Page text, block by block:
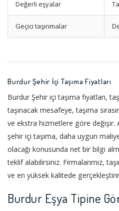
Değerli eşyalar
Geçici taşınmalar
Burdur Şehir İçi Taşıma Fiyatları
Burdur Şehir içi taşıma fiyatları,
taşınacak mesafeye, taşıma
ve ekstra hizmetlere göre değişir.
şehir içi taşıma, daha uygun
olacağı konusunda net bir bilgi
teklif alabilirsiniz. Firmalarımız,
ve en yüksek kalitede
Burdur Eşya Tipine